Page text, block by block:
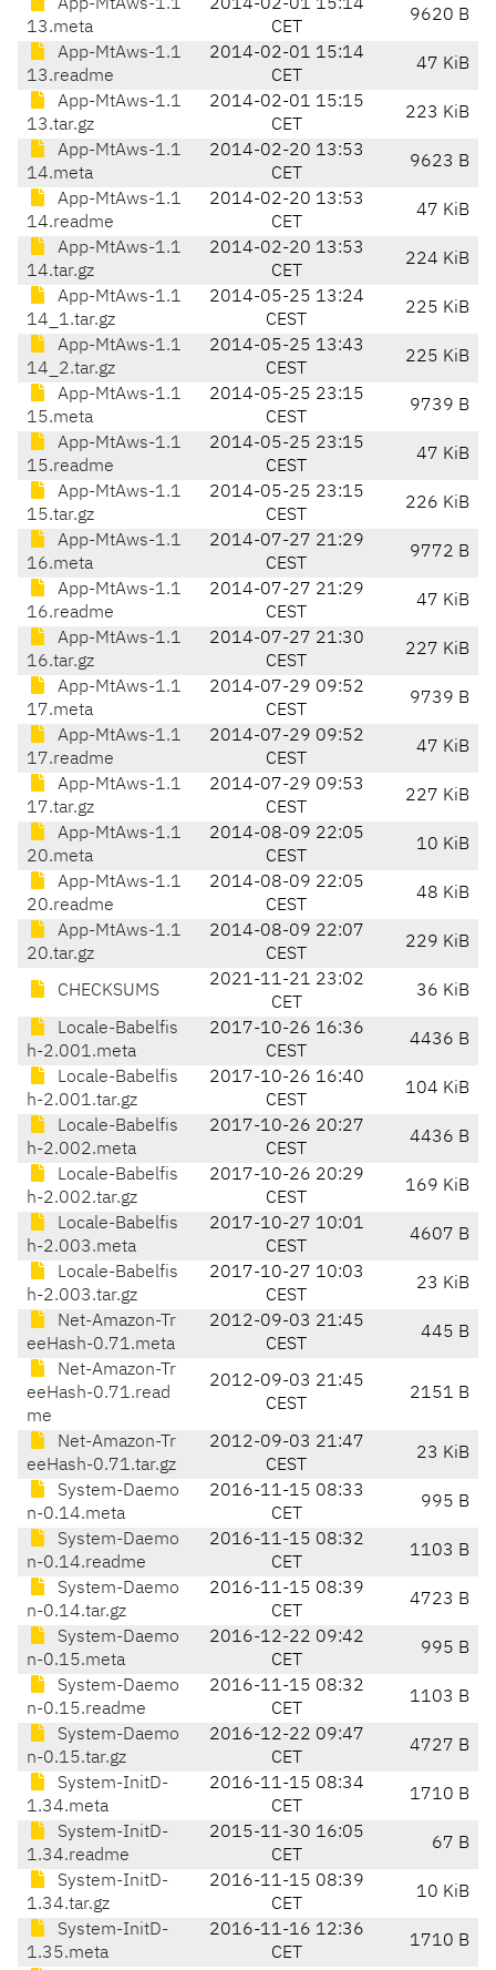
App-MtAws-1.1
13.meta
2014-02-01 15:14
CET
9620 B
App-MtAws-1.1
13.readme
2014-02-01 15:14
CET
47 KiB
App-MtAws-1.1
13.tar.gz
2014-02-01 15:15
CET
223 KiB
App-MtAws-1.1
14.meta
2014-02-20 13:53
CET
9623 B
App-MtAws-1.1
14.readme
2014-02-20 13:53
CET
47 KiB
App-MtAws-1.1
14.tar.gz
2014-02-20 13:53
CET
224 KiB
App-MtAws-1.1
14_1.tar.gz
2014-05-25 13:24
CEST
225 KiB
App-MtAws-1.1
14_2.tar.gz
2014-05-25 13:43
CEST
225 KiB
App-MtAws-1.1
15.meta
2014-05-25 23:15
CEST
9739 B
App-MtAws-1.1
15.readme
2014-05-25 23:15
CEST
47 KiB
App-MtAws-1.1
15.tar.gz
2014-05-25 23:15
CEST
226 KiB
App-MtAws-1.1
16.meta
2014-07-27 21:29
CEST
9772 B
App-MtAws-1.1
16.readme
2014-07-27 21:29
CEST
47 KiB
App-MtAws-1.1
16.tar.gz
2014-07-27 21:30
CEST
227 KiB
App-MtAws-1.1
17.meta
2014-07-29 09:52
CEST
9739 B
App-MtAws-1.1
17.readme
2014-07-29 09:52
CEST
47 KiB
App-MtAws-1.1
17.tar.gz
2014-07-29 09:53
CEST
227 KiB
App-MtAws-1.1
20.meta
2014-08-09 22:05
CEST
10 KiB
App-MtAws-1.1
20.readme
2014-08-09 22:05
CEST
48 KiB
App-MtAws-1.1
20.tar.gz
2014-08-09 22:07
CEST
229 KiB
CHECKSUMS
2021-11-21 23:02
CET
36 KiB
Locale-Babelfis
h-2.001.meta
2017-10-26 16:36
CEST
4436 B
Locale-Babelfis
h-2.001.tar.gz
2017-10-26 16:40
CEST
104 KiB
Locale-Babelfis
h-2.002.meta
2017-10-26 20:27
CEST
4436 B
Locale-Babelfis
h-2.002.tar.gz
2017-10-26 20:29
CEST
169 KiB
Locale-Babelfis
h-2.003.meta
2017-10-27 10:01
CEST
4607 B
Locale-Babelfis
h-2.003.tar.gz
2017-10-27 10:03
CEST
23 KiB
Net-Amazon-Tr
eeHash-0.71.meta
2012-09-03 21:45
CEST
445 B
Net-Amazon-Tr
eeHash-0.71.read
me
2012-09-03 21:45
CEST
2151 B
Net-Amazon-Tr
eeHash-0.71.tar.gz
2012-09-03 21:47
CEST
23 KiB
System-Daemo
n-0.14.meta
2016-11-15 08:33
CET
995 B
System-Daemo
n-0.14.readme
2016-11-15 08:32
CET
1103 B
System-Daemo
n-0.14.tar.gz
2016-11-15 08:39
CET
4723 B
System-Daemo
n-0.15.meta
2016-12-22 09:42
CET
995 B
System-Daemo
n-0.15.readme
2016-11-15 08:32
CET
1103 B
System-Daemo
n-0.15.tar.gz
2016-12-22 09:47
CET
4727 B
System-InitD-
1.34.meta
2016-11-15 08:34
CET
1710 B
System-InitD-
1.34.readme
2015-11-30 16:05
CET
67 B
System-InitD-
1.34.tar.gz
2016-11-15 08:39
CET
10 KiB
System-InitD-
1.35.meta
2016-11-16 12:36
CET
1710 B